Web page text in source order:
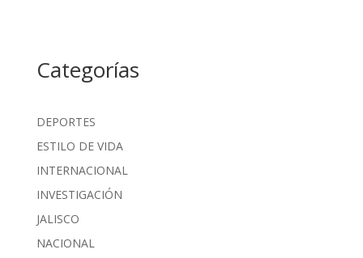
Categorías
DEPORTES
ESTILO DE VIDA
INTERNACIONAL
INVESTIGACIÓN
JALISCO
NACIONAL